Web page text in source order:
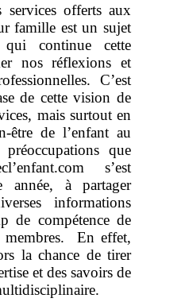
services offerts aux
famille est un sujet
continue cette
nos réflexions et
C’est
de cette vision de
mais surtout en
être de l’enfant au
que
s’est
année, à partager
informations
de compétence de
membres. En effet,
la chance de tirer
et des savoirs de